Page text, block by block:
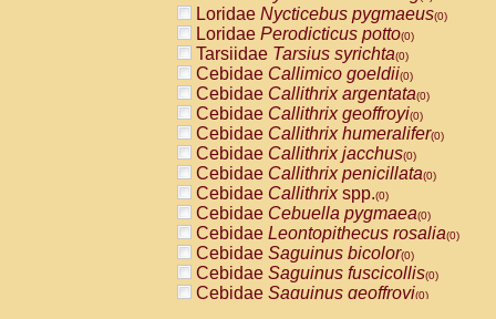
Loridae Nycticebus pygmaeus(0)
Loridae Perodicticus potto(0)
Tarsiidae Tarsius syrichta(0)
Cebidae Callimico goeldii(0)
Cebidae Callithrix argentata(0)
Cebidae Callithrix geoffroyi(0)
Cebidae Callithrix humeralifer(0)
Cebidae Callithrix jacchus(0)
Cebidae Callithrix penicillata(0)
Cebidae Callithrixspp.(0)
Cebidae Cebuella pygmaea(0)
Cebidae Leontopithecus rosalia(0)
Cebidae Saguinus bicolor(0)
Cebidae Saguinus fuscicollis(0)
Cebidae Saguinus geoffroyi(0)